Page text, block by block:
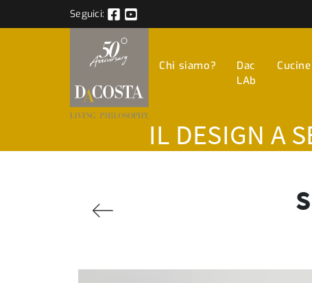
Seguici:
Chi siamo?
Dac
LAb
Cucine
IL DESIGN A